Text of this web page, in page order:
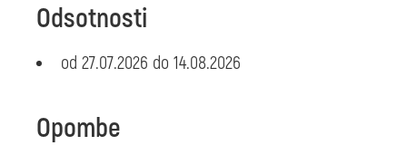
Odsotnosti
od 27.07.2026 do 14.08.2026
Opombe